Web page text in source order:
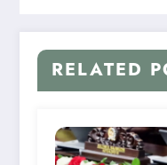
RELATED